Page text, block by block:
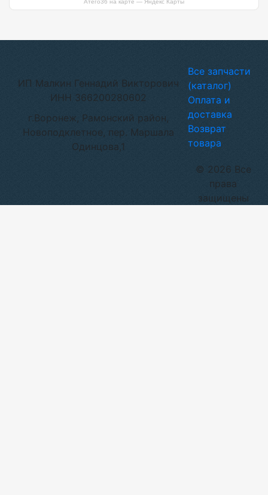
Атего36 на карте — Яндекс Карты
ИП Малкин Геннадий Викторович
ИНН 366200280602
г.Воронеж, Рамонский район,
Новоподклетное, пер. Маршала
Одинцова,1
© 2026 Все
права
защищены
Все запчасти
(каталог)
Оплата и
доставка
Возврат
товара